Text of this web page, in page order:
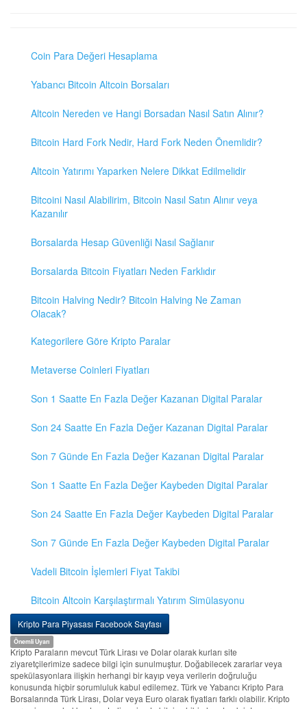
Coin Para Değeri Hesaplama
Yabancı Bitcoin Altcoin Borsaları
Altcoin Nereden ve Hangi Borsadan Nasıl Satın Alınır?
Bitcoin Hard Fork Nedir, Hard Fork Neden Önemlidir?
Altcoin Yatırımı Yaparken Nelere Dikkat Edilmelidir
Bitcoini Nasıl Alabilirim, Bitcoin Nasıl Satın Alınır veya
Kazanılır
Borsalarda Hesap Güvenliği Nasıl Sağlanır
Borsalarda Bitcoin Fiyatları Neden Farklıdır
Bitcoin Halving Nedir? Bitcoin Halving Ne Zaman
Olacak?
Kategorilere Göre Kripto Paralar
Metaverse Coinleri Fiyatları
Son 1 Saatte En Fazla Değer Kazanan Digital Paralar
Son 24 Saatte En Fazla Değer Kazanan Digital Paralar
Son 7 Günde En Fazla Değer Kazanan Digital Paralar
Son 1 Saatte En Fazla Değer Kaybeden Digital Paralar
Son 24 Saatte En Fazla Değer Kaybeden Digital Paralar
Son 7 Günde En Fazla Değer Kaybeden Digital Paralar
Vadeli Bitcoin İşlemleri Fiyat Takibi
Bitcoin Altcoin Karşılaştırmalı Yatırım Simülasyonu
Kripto Para Piyasası Facebook Sayfası
Önemli Uyarı
Kripto Paraların mevcut Türk Lirası ve Dolar olarak kurları site
ziyaretçilerimize sadece bilgi için sunulmuştur. Doğabilecek zararlar veya
spekülasyonlara ilişkin herhangi bir kayıp veya verilerin doğruluğu
konusunda hiçbir sorumluluk kabul edilemez. Türk ve Yabancı Kripto Para
Borsalarında Türk Lirası, Dolar veya Euro olarak fiyatları farklı olabilir. Kripto